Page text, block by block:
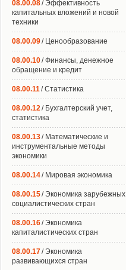
08.00.08/ Эффективность
капитальных вложений и новой
техники
08.00.09/ Ценообразование
08.00.10/ Финансы, денежное
обращение и кредит
08.00.11/ Статистика
08.00.12/ Бухгалтерский учет,
статистика
08.00.13/ Математические и
инструментальные методы
экономики
08.00.14/ Мировая экономика
08.00.15/ Экономика зарубежных
социалистических стран
08.00.16/ Экономика
капиталистических стран
08.00.17/ Экономика
развивающихся стран